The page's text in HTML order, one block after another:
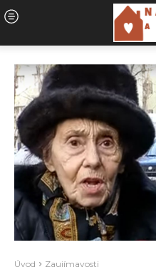
Úvod Zaujímavosti